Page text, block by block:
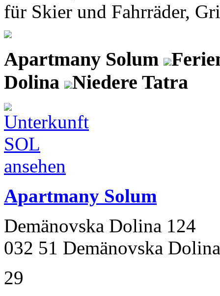
für Skier und Fahrräder,
Apartmany Solum
Dolina Niedere Tatra
Apartmany Solum
Demänovska Dolina 124
032 51 Demänovska Dolina
29